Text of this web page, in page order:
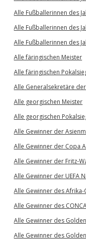
Alle Fußballerinnen des
Alle Fußballerinnen des
Alle Fußballerinnen des
Alle färingischen Meister
Alle färingischen
Alle Generalsekretäre
Alle georgischen Meister
Alle georgischen
Alle Gewinner der
Alle Gewinner der Copa
Alle Gewinner der Fritz-
Alle Gewinner der UEFA
Alle Gewinner des Afrika-
Alle Gewinner des
Alle Gewinner des
Alle Gewinner des